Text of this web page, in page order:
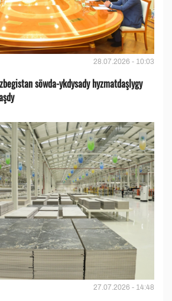
28.07.2026 - 10:03
söwda-ykdysady hyzmatdaşlygy
27.07.2026 - 14:48